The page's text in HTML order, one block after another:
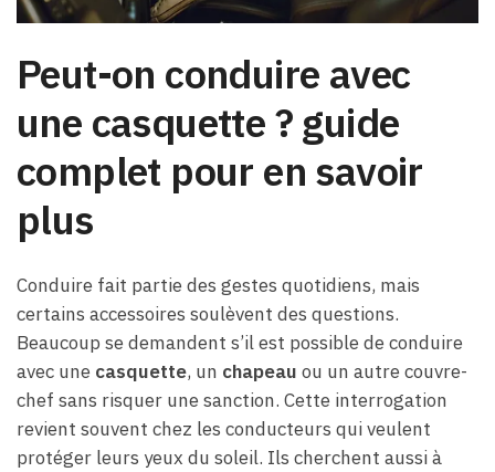
Peut-on conduire avec
une casquette ? guide
complet pour en savoir
plus
Conduire fait partie des gestes quotidiens, mais
certains accessoires soulèvent des questions.
Beaucoup se demandent s’il est possible de conduire
avec une casquette, un chapeau ou un autre couvre-
chef sans risquer une sanction. Cette interrogation
revient souvent chez les conducteurs qui veulent
protéger leurs yeux du soleil. Ils cherchent aussi à